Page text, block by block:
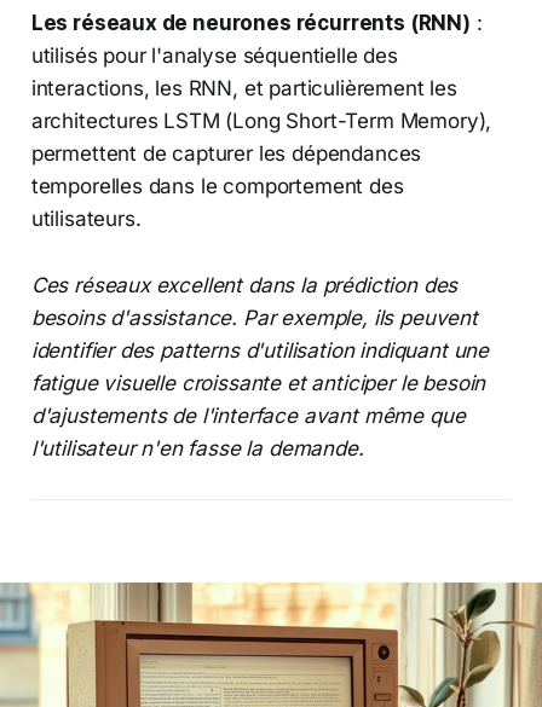
Les réseaux de neurones récurrents (RNN) :
utilisés pour l'analyse séquentielle des
interactions, les RNN, et particulièrement les
architectures LSTM (Long Short-Term Memory),
permettent de capturer les dépendances
temporelles dans le comportement des
utilisateurs.
Ces réseaux excellent dans la prédiction des
besoins d'assistance. Par exemple, ils peuvent
identifier des patterns d'utilisation indiquant une
fatigue visuelle croissante et anticiper le besoin
d'ajustements de l'interface avant même que
l'utilisateur n'en fasse la demande.